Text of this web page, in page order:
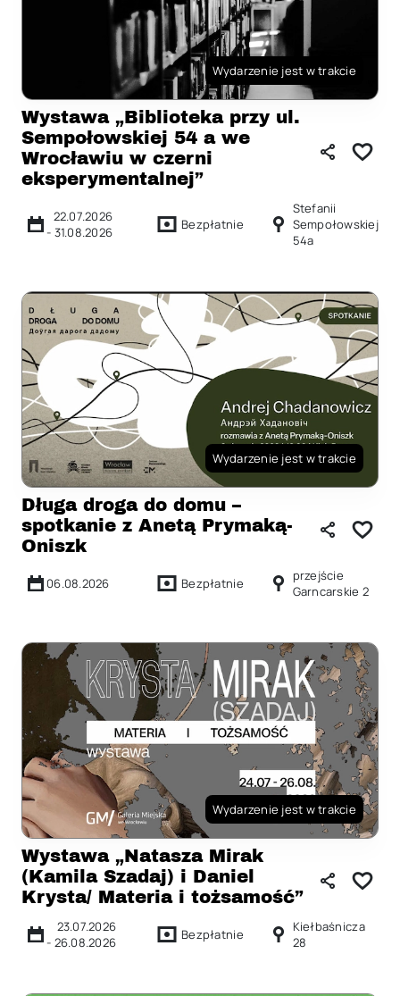
Wydarzenie jest w trakcie
Wystawa „Biblioteka przy ul.
Sempołowskiej 54 a we
Wrocławiu w czerni
eksperymentalnej”
22.07.2026
- 31.08.2026 Bezpłatnie
Stefanii
Sempołowskiej
54a
Wydarzenie jest w trakcie
Długa droga do domu –
spotkanie z Anetą Prymaką-
Oniszk
06.08.2026 Bezpłatnie
przejście
Garncarskie 2
Wydarzenie jest w trakcie
Wystawa „Natasza Mirak
(Kamila Szadaj) i Daniel
Krysta/ Materia i tożsamość”
23.07.2026
- 26.08.2026 Bezpłatnie
Kiełbaśnicza
28